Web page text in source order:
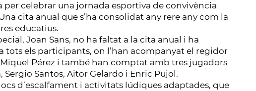
per celebrar una jornada esportiva de convivència
cita anual que s’ha consolidat any rere any com la
educatius.
Joan Sans, no ha faltat a la cita anual i ha
tots els participants, on l’han acompanyat el regidor
Pérez i també han comptat amb tres jugadors
Santos, Aitor Gelardo i Enric Pujol.
d’escalfament i activitats lúdiques adaptades, que